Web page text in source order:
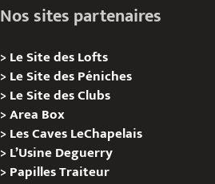
Nos sites partenaires
>Le Site des Lofts
>Le Site des Péniches
>Le Site des Clubs
>Area Box
>Les Caves LeChapelais
>L’Usine Deguerry
>PapillesTraiteur